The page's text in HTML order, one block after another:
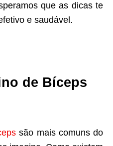
que as dicas te
e saudável.
de Bíceps
são mais comuns do